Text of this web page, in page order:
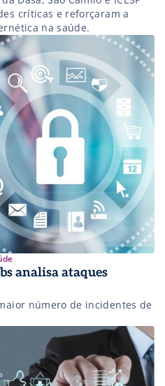
críticas e reforçaram a
na saúde.
analisa ataques
número de incidentes de